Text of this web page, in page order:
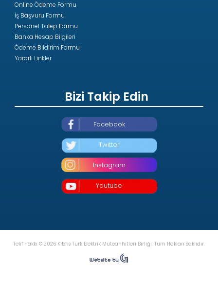
Online Ödeme Formu
İş Başvuru Formu
Personel Talep Formu
Banka Hesap Bilgileri
Ödeme Bildirim Formu
Yararlı Linkler
Bizi Takip Edin
Facebook
Twitter
Instagram
Youtube
Telif Hakkı © 2026 Kıbrıs Türk Elektrik Müteahhitleri Birliği. Tüm Hakları Saklıdır.